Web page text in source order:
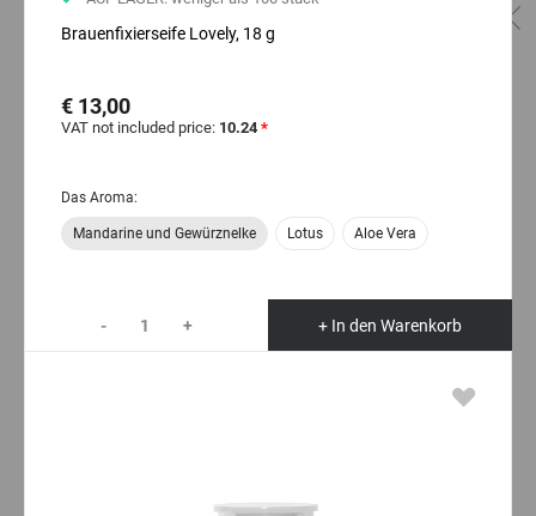
Brauenfixierseife Lovely, 18 g
€ 13,00
VAT not included price: 10.24 *
Das Aroma:
Mandarine und Gewürznelke Lotus Aloe Vera
- + + In den Warenkorb